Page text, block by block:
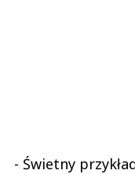
- Świetny